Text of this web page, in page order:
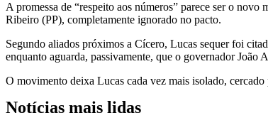
A promessa de “respeito aos números” parece ser o
Ribeiro (PP), completamente ignorado no pacto.
Segundo aliados próximos a Cícero, Lucas sequer foi
enquanto aguarda, passivamente, que o governador
O movimento deixa Lucas cada vez mais isolado,
Notícias mais lidas